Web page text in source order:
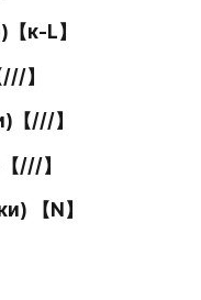
к-L】
】
///】
///】
【N】